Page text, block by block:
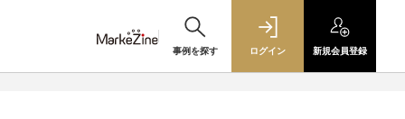
事例を探す ログイン 新規会員登録